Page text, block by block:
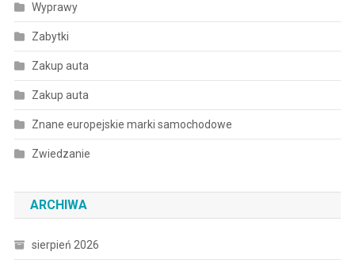
Wyprawy
Zabytki
Zakup auta
Zakup auta
Znane europejskie marki samochodowe
Zwiedzanie
ARCHIWA
sierpień 2026